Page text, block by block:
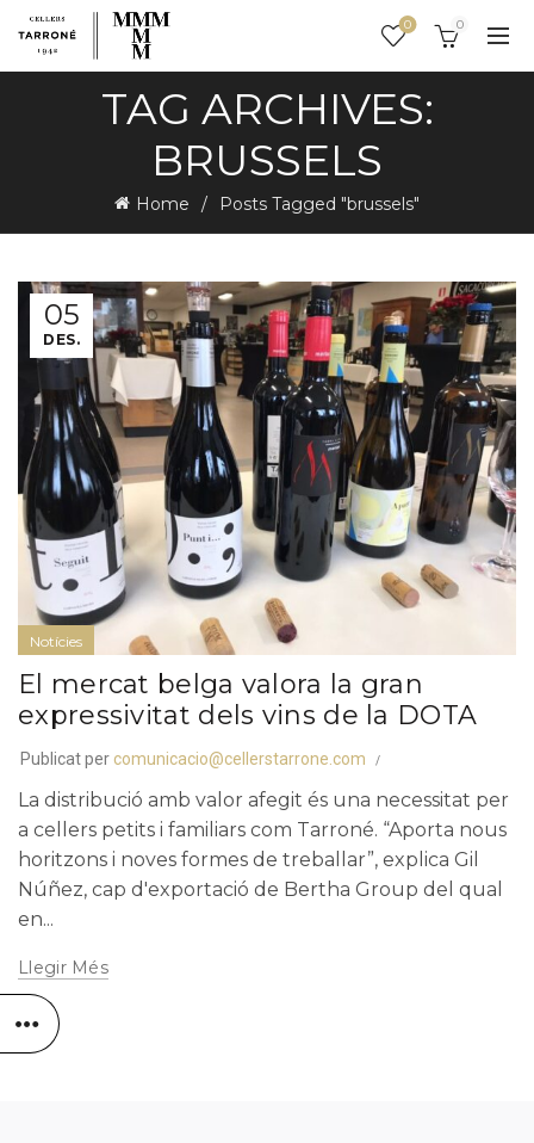
0 0
TAG ARCHIVES:
BRUSSELS
Home Posts Tagged "brussels"
05
DES.
Notícies
El mercat belga valora la gran
expressivitat dels vins de la DOTA
Publicat per comunicacio@cellerstarrone.com
La distribució amb valor afegit és una necessitat per
a cellers petits i familiars com Tarroné. “Aporta nous
horitzons i noves formes de treballar”, explica Gil
Núñez, cap d'exportació de Bertha Group del qual
en...
Llegir Més